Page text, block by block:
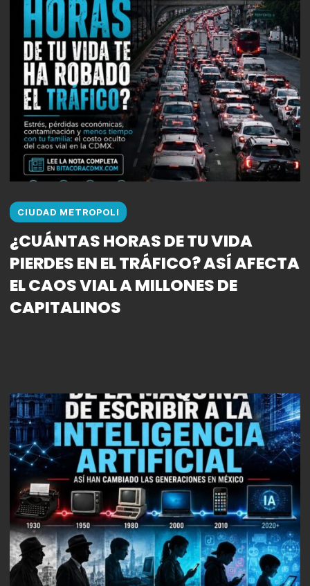
CIUDAD METROPOLI
¿CUÁNTAS HORAS DE TU VIDA
PIERDES EN EL TRÁFICO? ASÍ AFECTA
EL CAOS VIAL A MILLONES DE
CAPITALINOS